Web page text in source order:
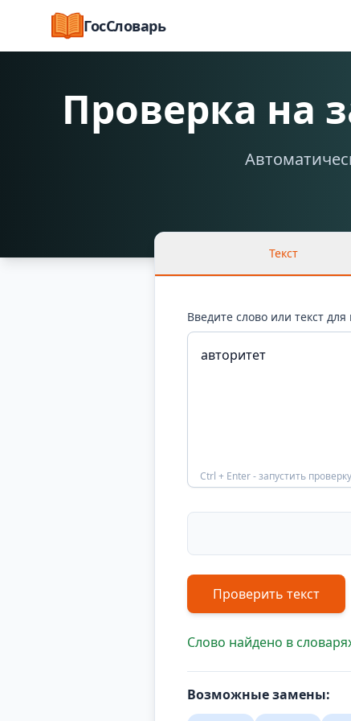
ГосСловарь
Проверка на
Текст
Введите слово или текст
Ctrl + Enter - запустить проверку
Проверить текст
Слово найдено в
Возможные замены: